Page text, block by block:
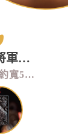
黑虎大將軍虎牌
虎牌尺寸約寬5*高7.5*厚1cm